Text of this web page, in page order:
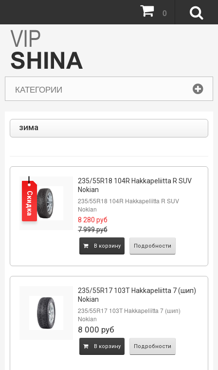
КАТЕГОРИИ
0
зима
235/55R18 104R Hakkapeliitta R SUV
Nokian
235/55R18 104R Hakkapeliitta R SUV
Nokian
8 280 руб
7 999руб
B корзину Подробности
Скидка
235/55R17 103Т Hakkapeliitta 7 (шип)
Nokian
235/55R17 103Т Hakkapeliitta 7 (шип)
Nokian
8 000 руб
B корзину Подробности